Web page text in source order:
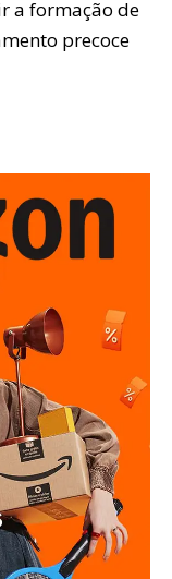
a formação de
precoce